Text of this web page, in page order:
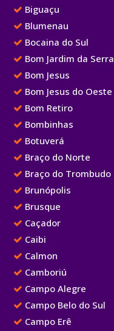
Biguaçu
Blumenau
Bocaina do Sul
Bom Jardim da Serra
Bom Jesus
Bom Jesus do Oeste
Bom Retiro
Bombinhas
Botuverá
Braço do Norte
Braço do Trombudo
Brunópolis
Brusque
Caçador
Caibi
Calmon
Camboriú
Campo Alegre
Campo Belo do Sul
Campo Erê